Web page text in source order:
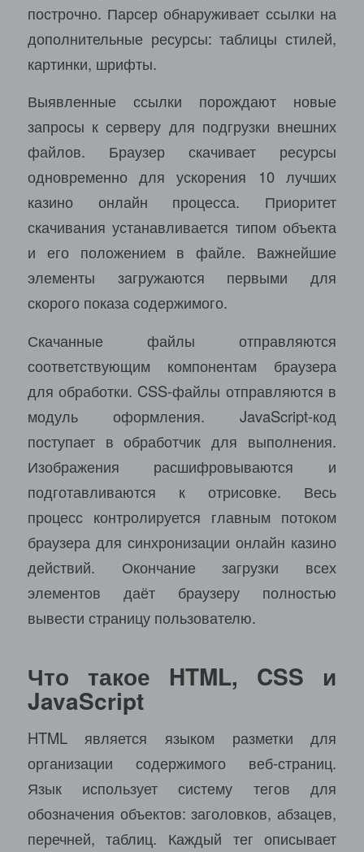
построчно. Парсер обнаруживает ссылки на
дополнительные ресурсы: таблицы стилей,
картинки, шрифты.
Выявленные ссылки порождают новые
запросы к серверу для подгрузки внешних
файлов. Браузер скачивает ресурсы
одновременно для ускорения 10 лучших
казино онлайн процесса. Приоритет
скачивания устанавливается типом объекта
и его положением в файле. Важнейшие
элементы загружаются первыми для
скорого показа содержимого.
Скачанные файлы отправляются
соответствующим компонентам браузера
для обработки. CSS-файлы отправляются в
модуль оформления. JavaScript-код
поступает в обработчик для выполнения.
Изображения расшифровываются и
подготавливаются к отрисовке. Весь
процесс контролируется главным потоком
браузера для синхронизации онлайн казино
действий. Окончание загрузки всех
элементов даёт браузеру полностью
вывести страницу пользователю.
Что такое HTML, CSS и
JavaScript
HTML является языком разметки для
организации содержимого веб-страниц.
Язык использует систему тегов для
обозначения объектов: заголовков, абзацев,
перечней, таблиц. Каждый тег описывает